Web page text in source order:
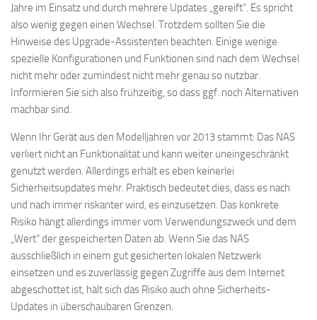
Jahre im Einsatz und durch mehrere Updates „gereift“. Es spricht
also wenig gegen einen Wechsel. Trotzdem sollten Sie die
Hinweise des Upgrade-Assistenten beachten. Einige wenige
spezielle Konfigurationen und Funktionen sind nach dem Wechsel
nicht mehr oder zumindest nicht mehr genau so nutzbar.
Informieren Sie sich also frühzeitig, so dass ggf. noch Alternativen
machbar sind.
Wenn Ihr Gerät aus den Modelljahren vor 2013 stammt: Das NAS
verliert nicht an Funktionalität und kann weiter uneingeschränkt
genutzt werden. Allerdings erhält es eben keinerlei
Sicherheitsupdates mehr. Praktisch bedeutet dies, dass es nach
und nach immer riskanter wird, es einzusetzen. Das konkrete
Risiko hängt allerdings immer vom Verwendungszweck und dem
„Wert“ der gespeicherten Daten ab. Wenn Sie das NAS
ausschließlich in einem gut gesicherten lokalen Netzwerk
einsetzen und es zuverlässig gegen Zugriffe aus dem Internet
abgeschottet ist, hält sich das Risiko auch ohne Sicherheits-
Updates in überschaubaren Grenzen.